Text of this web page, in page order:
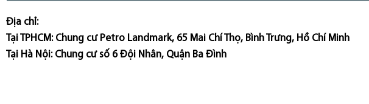
Địa chỉ:
Tại TPHCM: Chung cư Petro Landmark, 65 Mai Chí Thọ, Bình Trưng, Hồ Chí Minh
Tại Hà Nội: Chung cư số 6 Đội Nhân, Quận Ba Đình